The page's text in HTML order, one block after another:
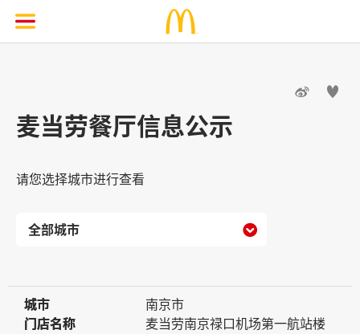
 
麦当劳餐厅信息公示
请您选择城市进行查看

城市
城市
南京市
门店名称
门店名称
麦当劳南京禄口机场第一航站楼